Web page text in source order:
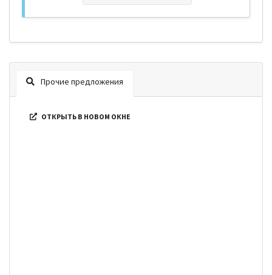
Прочие предложения
ОТКРЫТЬ В НОВОМ ОКНЕ